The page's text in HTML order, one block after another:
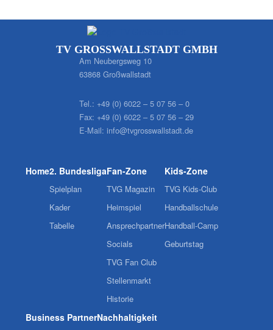
TV GROSSWALLSTADT GMBH
Am Neubergsweg 10
63868 Großwallstadt
Tel.: +49 (0) 6022 – 5 07 56 – 0
Fax: +49 (0) 6022 – 5 07 56 – 29
E-Mail: info@tvgrosswallstadt.de
Home2. Bundesliga
Spielplan
Kader
Tabelle
Fan-Zone
TVG Magazin
Heimspiel
Ansprechpartner
Socials
TVG Fan Club
Stellenmarkt
Historie
Kids-Zone
TVG Kids-Club
Handballschule
Handball-Camp
Geburtstag
Business PartnerNachhaltigkeit